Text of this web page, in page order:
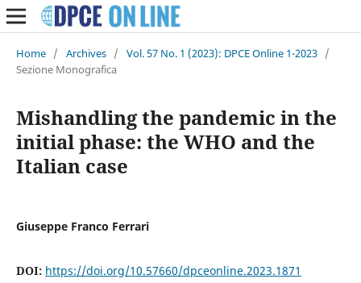
Home / Archives / Vol. 57 No. 1 (2023): DPCE Online 1-2023 /
Sezione Monografica
Mishandling the pandemic in the
initial phase: the WHO and the
Italian case
Giuseppe Franco Ferrari
DOI: https://doi.org/10.57660/dpceonline.2023.1871